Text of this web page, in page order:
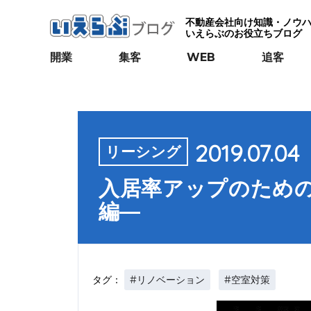
不動産会社向け知識・ノウ
いえらぶのお役立ちブログ
開業 集客 WEB 追客
リーシング 2019.07.04
入居率アップのため
編―
タグ： #リノベーション #空室対策